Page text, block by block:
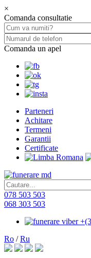
×
Comanda consultatie
Comanda un apel
Parteneri
Achitare
Termeni
Garantii
Certificate
078 503 503
068 303 503
Ro /Ru